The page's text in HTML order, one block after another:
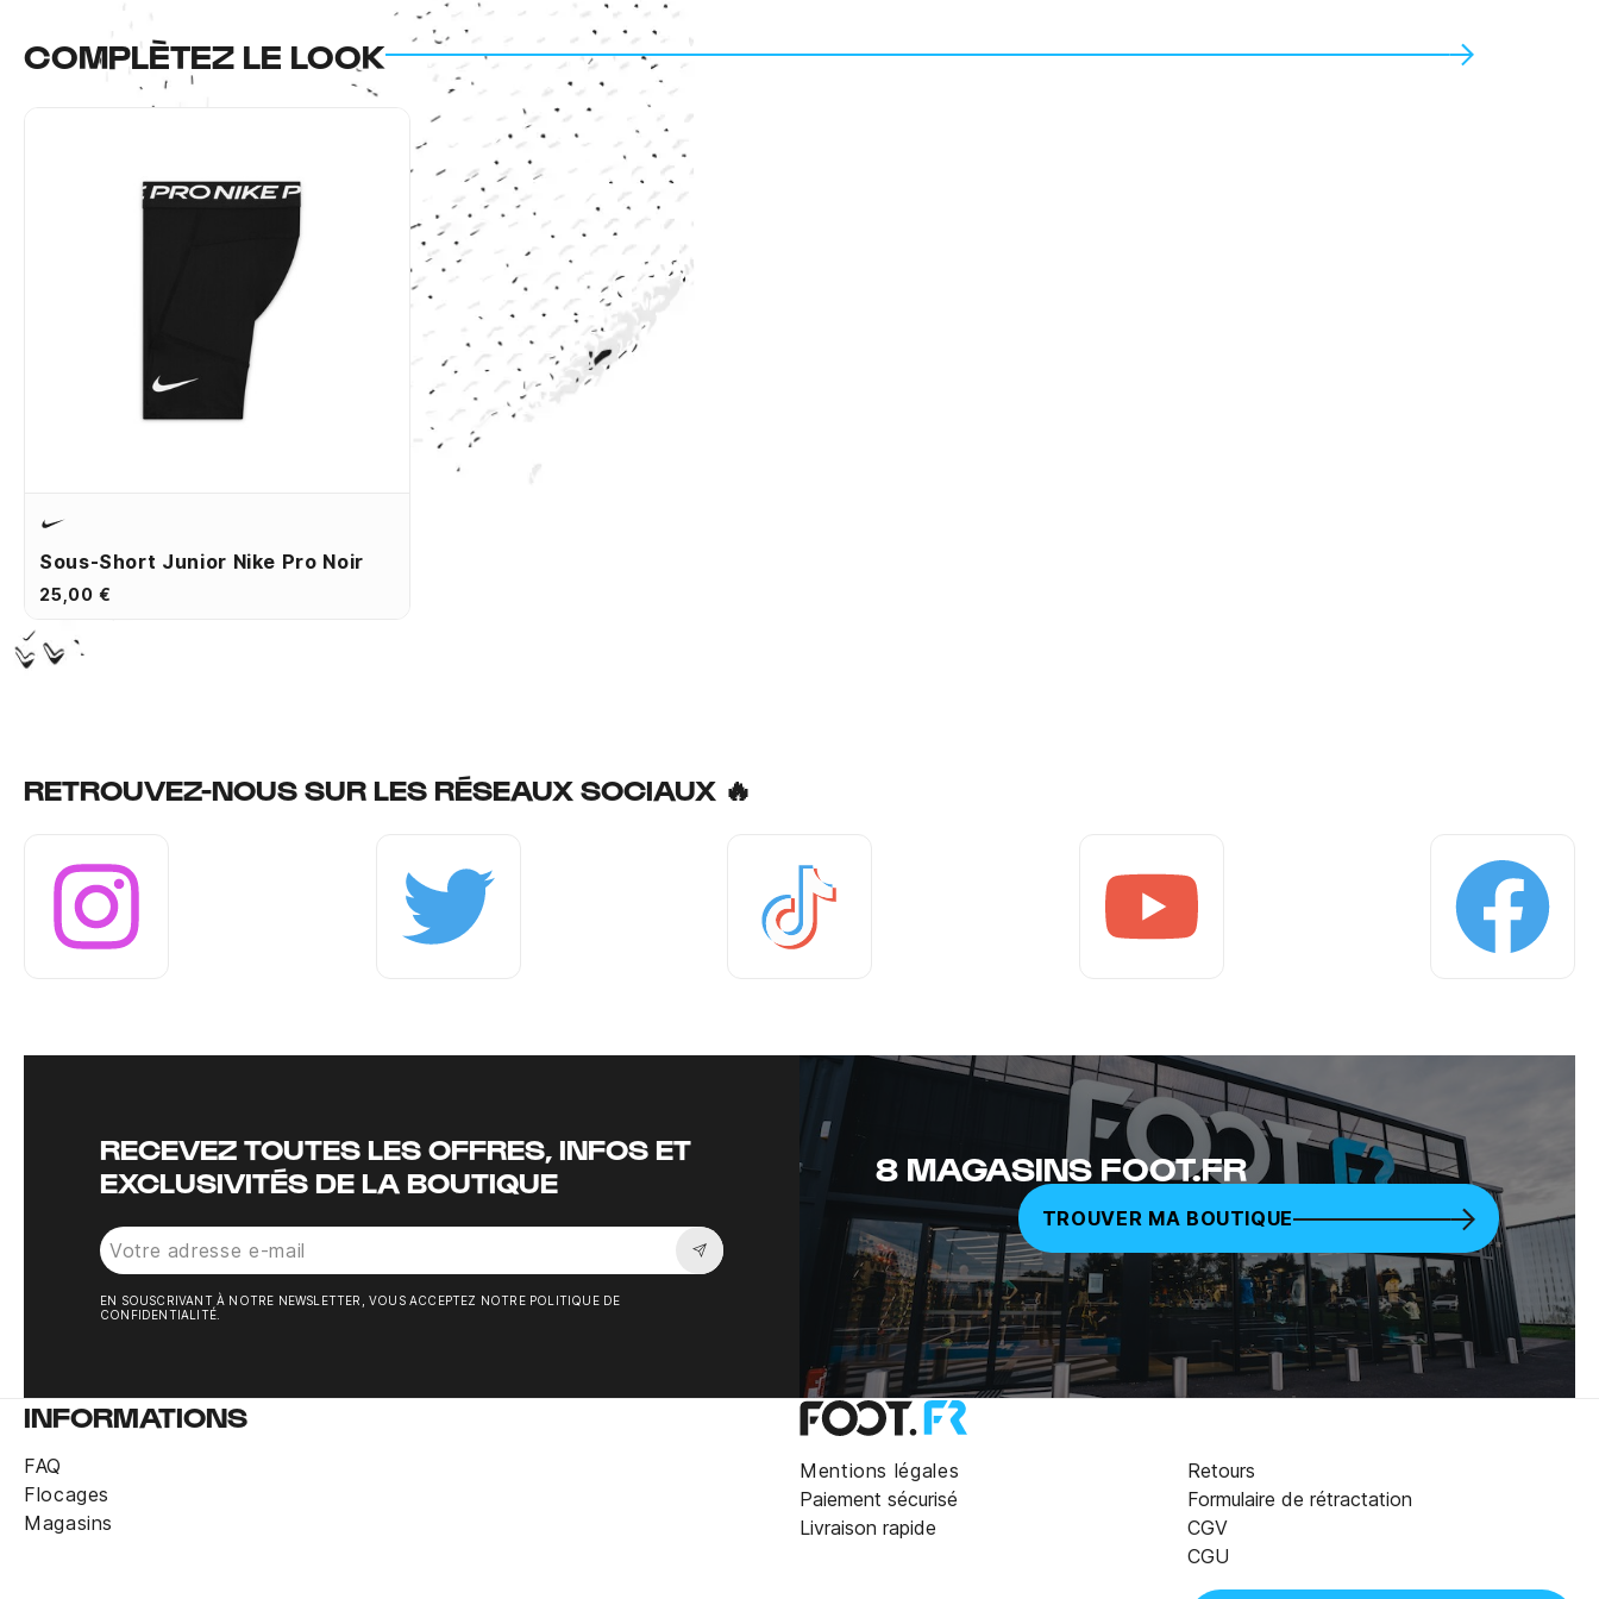
COMPLÈTEZ LE LOOK
Sous-Short Junior Nike Pro Noir
25,00 €
RETROUVEZ-NOUS SUR LES RÉSEAUX SOCIAUX 🔥
RECEVEZ TOUTES LES OFFRES, INFOS ET
EXCLUSIVITÉS DE LA BOUTIQUE
Souscrire à la newsletter
EN SOUSCRIVANT À NOTRE NEWSLETTER, VOUS ACCEPTEZ NOTRE POLITIQUE DE
CONFIDENTIALITÉ.
8 MAGASINS FOOT.FR
TROUVER MA BOUTIQUE
INFORMATIONS
FAQ
Flocages
Magasins
Mentions légales
Paiement sécurisé
Livraison rapide
Retours
Formulaire de rétractation
CGV
CGU